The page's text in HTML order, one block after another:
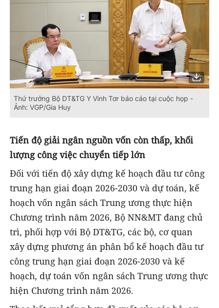
Thứ trưởng Bộ DT&TG Y Vinh Tơr báo cáo tại cuộc họp -
Ảnh: VGP/Gia Huy
Tiến độ giải ngân nguồn vốn còn thấp, khối
lượng công việc chuyển tiếp lớn
Đối với tiến độ xây dựng kế hoạch đầu tư công
trung hạn giai đoạn 2026-2030 và dự toán, kế
hoạch vốn ngân sách Trung ương thực hiện
Chương trình năm 2026, Bộ NN&MT đang chủ
trì, phối hợp với Bộ DT&TG, các bộ, cơ quan
xây dựng phương án phân bổ kế hoạch đầu tư
công trung hạn giai đoạn 2026-2030 và kế
hoạch, dự toán vốn ngân sách Trung ương thực
hiện Chương trình năm 2026.